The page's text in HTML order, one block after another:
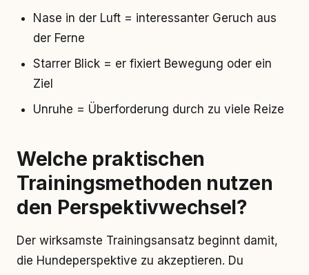
Nase in der Luft = interessanter Geruch aus
der Ferne
Starrer Blick = er fixiert Bewegung oder ein
Ziel
Unruhe = Überforderung durch zu viele Reize
Welche praktischen
Trainingsmethoden nutzen
den Perspektivwechsel?
Der wirksamste Trainingsansatz beginnt damit,
die Hundeperspektive zu akzeptieren. Du